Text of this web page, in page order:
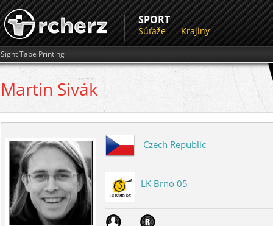
SPORT
Súťaže Krajiny
Sight Tape Printing
Martin Sivák
Czech Republic
LK Brno 05